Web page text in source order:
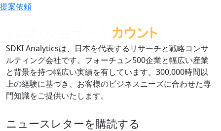
提案依頼
SDKI Analyticsは、日本を代表するリサーチと戦略コンサ
ルティング会社です。フォーチュン500企業と幅広い産業
と背景を持つ幅広い実績を有しています。300,000時間以
上の経験に基づき、お客様のビジネスニーズに合わせた専
門知識をご提供いたします。
ニュースレターを購読する